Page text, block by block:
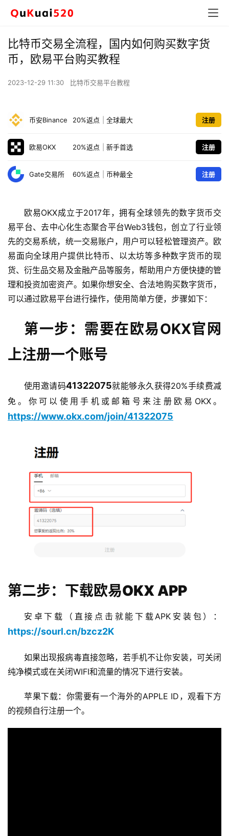
比特币交易全流程，国内如何购买数字货
币，欧易平台购买教程
2023-12-29 11:30 比特币交易平台教程
币安Binance 20%返点 全球最大 注册
欧易OKX 20%返点 新手首选 注册
Gate交易所 60%返点 币种最全 注册
欧易OKX成立于2017年，拥有全球领先的数字货币交
易平台、去中心化生态聚合平台Web3钱包，创立了行业领
先的交易系统，统一交易账户，用户可以轻松管理资产。欧
易面向全球用户提供比特币、以太坊等多种数字货币的现
货、衍生品交易及金融产品等服务，帮助用户方便快捷的管
理和投资加密资产。如果你想安全、合法地购买数字货币，
可以通过欧易平台进行操作，使用简单方便，步骤如下：
第一步：需要在欧易OKX官网
上注册一个账号
使用邀请码41322075就能够永久获得20%手续费减
免。你可以使用手机或邮箱号来注册欧易OKX。
https://www.okx.com/join/41322075
第二步：下载欧易OKX APP
安卓下载（直接点击就能下载APK安装包）：
https://sourl.cn/bzcz2K
如果出现报病毒直接忽略，若手机不让你安装，可关闭
纯净模式或在关闭WIFI和流量的情况下进行安装。
苹果下载：你需要有一个海外的APPLE ID，观看下方
的视频自行注册一个。